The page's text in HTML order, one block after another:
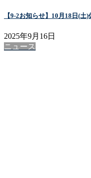
【9-2お知らせ】10月18日(土
2025年9月16日
ニュース